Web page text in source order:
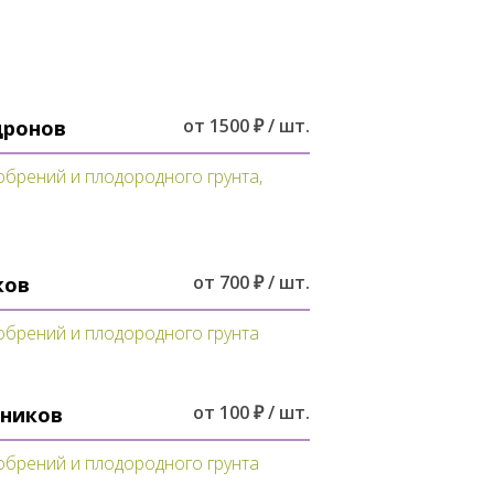
от 1500 ₽ / шт.
и плодородного грунта,
от 700 ₽ / шт.
и плодородного грунта
от 100 ₽ / шт.
и плодородного грунта